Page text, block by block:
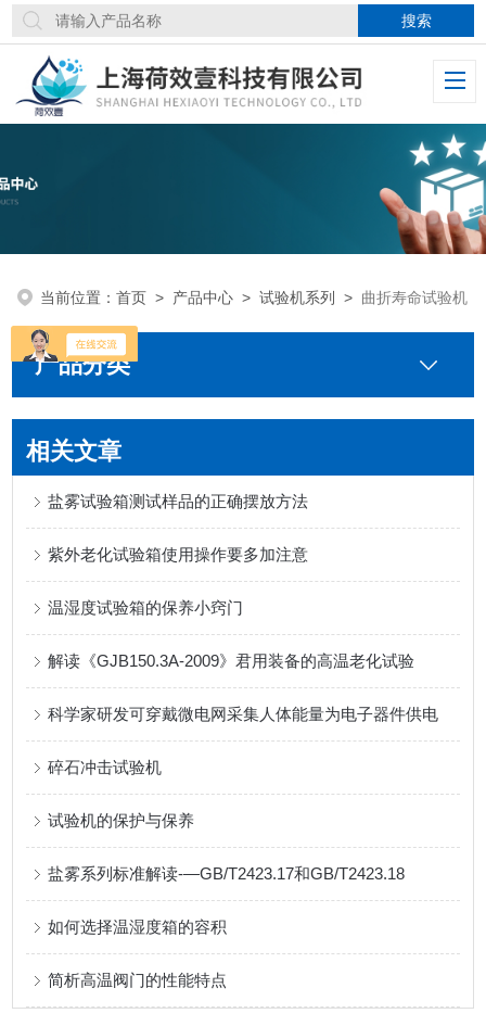
当前位置：首页 > 产品中心 >试验机系列 > 曲折寿命试验机
产品分类
相关文章
盐雾试验箱测试样品的正确摆放方法
紫外老化试验箱使用操作要多加注意
温湿度试验箱的保养小窍门
解读《GJB150.3A-2009》君用装备的高温老化试验
科学家研发可穿戴微电网采集人体能量为电子器件供电
碎石冲击试验机
试验机的保护与保养
盐雾系列标准解读-—GB/T2423.17和GB/T2423.18
如何选择温湿度箱的容积
简析高温阀门的性能特点